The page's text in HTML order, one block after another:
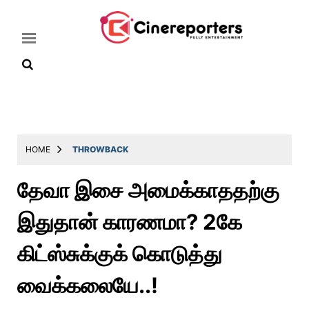
Latest
Throwback
Television
Reviews
Story
HOME THROWBACK
தேவா இசை அமைக்காததற்கு
இதுதான் காரணமா? 2கே
கிட்ஸ்சுக்குக் கொடுத்து
வைக்கலையே..!